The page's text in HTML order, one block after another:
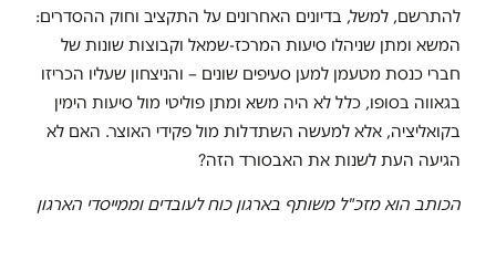
להתרשם, למשל, בדיונים האחרונים על התקציב וחוק ההסדרים:
המשא ומתן שניהלו סיעות המרכז-שמאל וקבוצות שונות של
חברי כנסת מטעמן למען סעיפים שונים – והניצחון שעליו הכריזו
בגאווה בסופו, כלל לא היה משא ומתן פוליטי מול סיעות הימין
בקואליציה, אלא למעשה השתדלות מול פקידי האוצר. האם לא
הגיעה העת לשנות את האבסורד הזה?
הכותב הוא מזכ"ל משותף בארגון כוח לעובדים וממייסדי הארגון